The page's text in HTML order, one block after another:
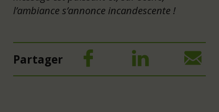
l’ambiance s’annonce incandescente !
Partager